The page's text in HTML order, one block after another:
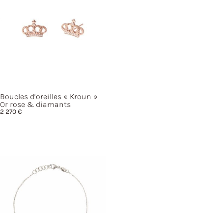
Boucles d’oreilles « Kroun »
Or rose & diamants
2 270€